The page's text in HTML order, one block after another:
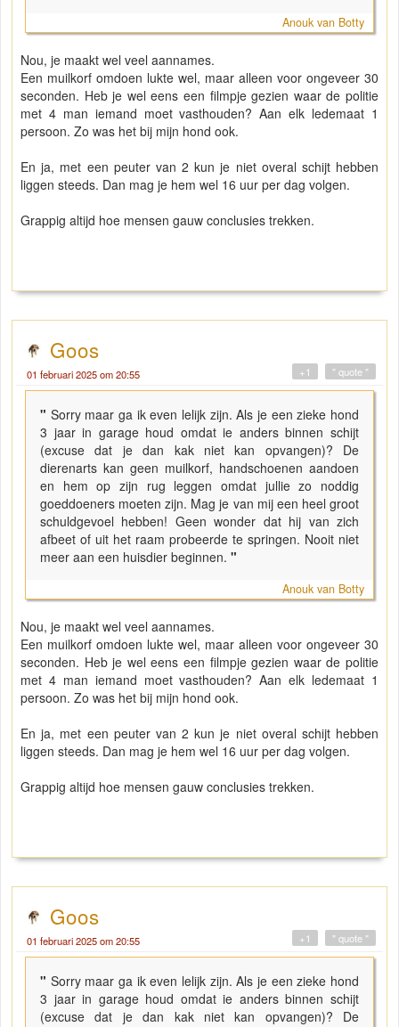
Anouk van Botty
Nou, je maakt wel veel aannames.
Een muilkorf omdoen lukte wel, maar alleen voor ongeveer 30
seconden. Heb je wel eens een filmpje gezien waar de politie
met 4 man iemand moet vasthouden? Aan elk ledemaat 1
persoon. Zo was het bij mijn hond ook.
En ja, met een peuter van 2 kun je niet overal schijt hebben
liggen steeds. Dan mag je hem wel 16 uur per dag volgen.
Grappig altijd hoe mensen gauw conclusies trekken.
Goos
01 februari 2025 om 20:55 " quote "
+1
" Sorry maar ga ik even lelijk zijn. Als je een zieke hond
3 jaar in garage houd omdat ie anders binnen schijt
(excuse dat je dan kak niet kan opvangen)? De
dierenarts kan geen muilkorf, handschoenen aandoen
en hem op zijn rug leggen omdat jullie zo noddig
goeddoeners moeten zijn. Mag je van mij een heel groot
schuldgevoel hebben! Geen wonder dat hij van zich
afbeet of uit het raam probeerde te springen. Nooit niet
meer aan een huisdier beginnen. "
Anouk van Botty
Nou, je maakt wel veel aannames.
Een muilkorf omdoen lukte wel, maar alleen voor ongeveer 30
seconden. Heb je wel eens een filmpje gezien waar de politie
met 4 man iemand moet vasthouden? Aan elk ledemaat 1
persoon. Zo was het bij mijn hond ook.
En ja, met een peuter van 2 kun je niet overal schijt hebben
liggen steeds. Dan mag je hem wel 16 uur per dag volgen.
Grappig altijd hoe mensen gauw conclusies trekken.
Goos
01 februari 2025 om 20:55 " quote "
+1
" Sorry maar ga ik even lelijk zijn. Als je een zieke hond
3 jaar in garage houd omdat ie anders binnen schijt
(excuse dat je dan kak niet kan opvangen)? De